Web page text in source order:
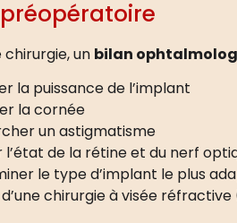
préopératoire
un bilan
la puissance de l’implant
la cornée
un astigmatisme
l’état de la rétine et du nerf
le type d’implant le plus
chirurgie à visée